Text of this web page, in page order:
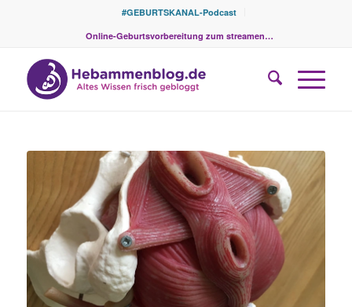
#GEBURTSKANAL-Podcast
Online-Geburtsvorbereitung zum streamen…